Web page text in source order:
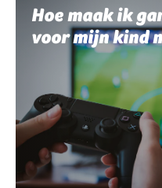
Hoe maak ik
voor mijn kind